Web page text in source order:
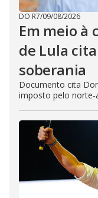
DO R7/09/08/2026
Em meio à
de Lula
soberania
Documento cita
imposto pelo norte-